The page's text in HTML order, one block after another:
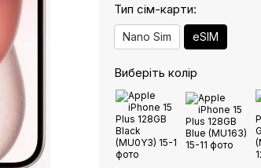
Тип сім-карти:
Nano Sim eSIM
Виберіть колір